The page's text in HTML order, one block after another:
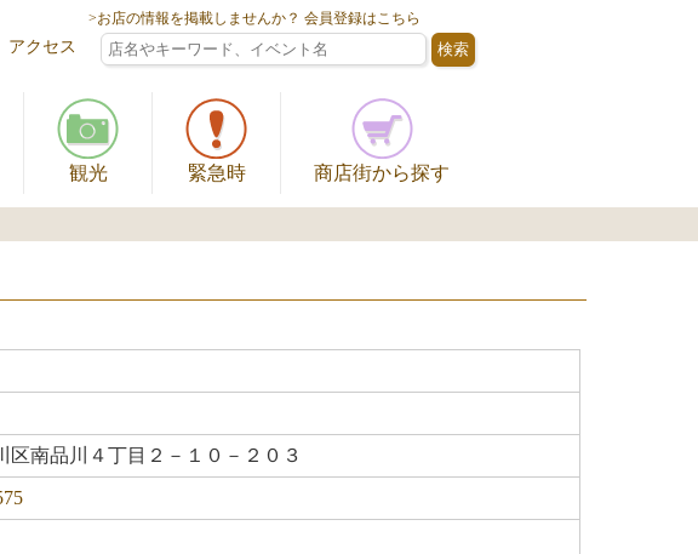
>お店の情報を掲載しませんか？ 会員登録はこちら
アクセス
観光 緊急時 商店街から探す
区南品川４丁目２－１０－２０３